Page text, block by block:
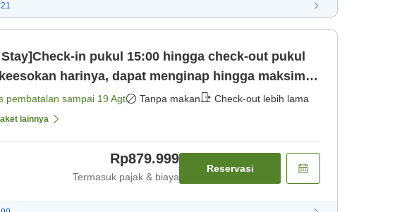
in pukul 15:00 hingga check-out pukul
harinya, dapat menginap hingga maksimal
[Kamar saja]
pembatalan sampai 19 Agt Tanpa makan Check-out lebih lama
lainnya
Rp879.999
Termasuk pajak & biaya
Reservasi